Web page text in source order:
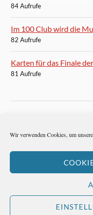
Wir verwenden Cookies, um
84 Aufrufe
Im 100 Club wird die
82 Aufrufe
Karten für das Finale
81 Aufrufe
Autoren-Brief
Hemingways Welt